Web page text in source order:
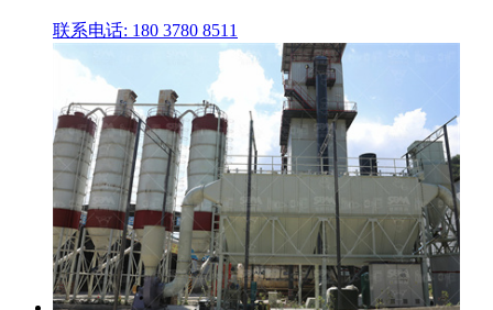
联系电话: 180 3780 8511